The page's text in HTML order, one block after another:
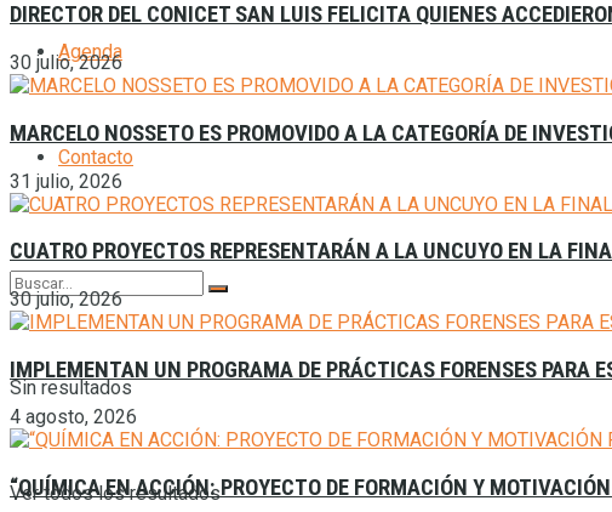
Agenda
Contacto
Sin resultados
Ver todos los resultados
DIRECTOR DEL CONICET SAN LUIS FELICITA QUIENES
30 julio, 2026
MARCELO NOSSETO ES PROMOVIDO A LA CATEGORÍA DE
31 julio, 2026
CUATRO PROYECTOS REPRESENTARÁN A LA UNCUYO EN LA
30 julio, 2026
IMPLEMENTAN UN PROGRAMA DE PRÁCTICAS FORENSES PARA
4 agosto, 2026
“QUÍMICA EN ACCIÓN: PROYECTO DE FORMACIÓN Y